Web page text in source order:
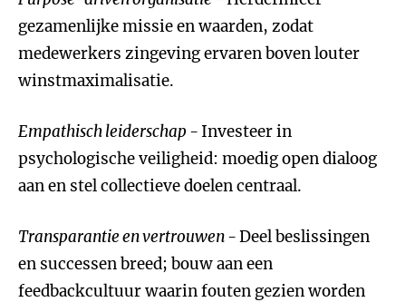
gezamenlijke missie en waarden, zodat
medewerkers zingeving ervaren boven louter
winstmaximalisatie.
Empathisch leiderschap -Investeer in
psychologische veiligheid: moedig open dialoog
aan en stel collectieve doelen centraal.
Transparantie en vertrouwen -Deel beslissingen
en successen breed; bouw aan een
feedbackcultuur waarin fouten gezien worden